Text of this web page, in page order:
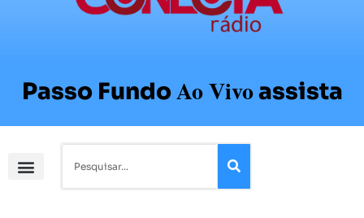
Passo FundoAo Vivoassista